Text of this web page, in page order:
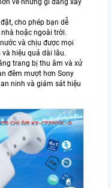
về những gì đang xảy
cho phép bạn dễ
hoặc ngoài trời.
và chịu được mọi
hiệu quả dài lâu.
trang bị thu âm và xử
đêm mượt hơn Sony
ninh và giám sát hiệu